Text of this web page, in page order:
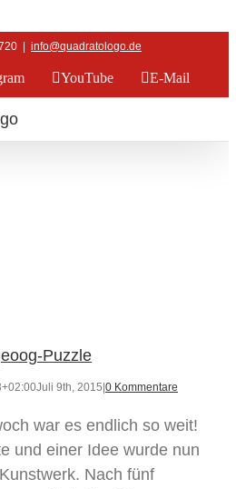
info@quadratologo.de
YouTube E-Mail
Puzzle
Juli 9th, 2015 0 Kommentare
war es endlich so weit!
und einer Idee wurde nun
Nach fünf